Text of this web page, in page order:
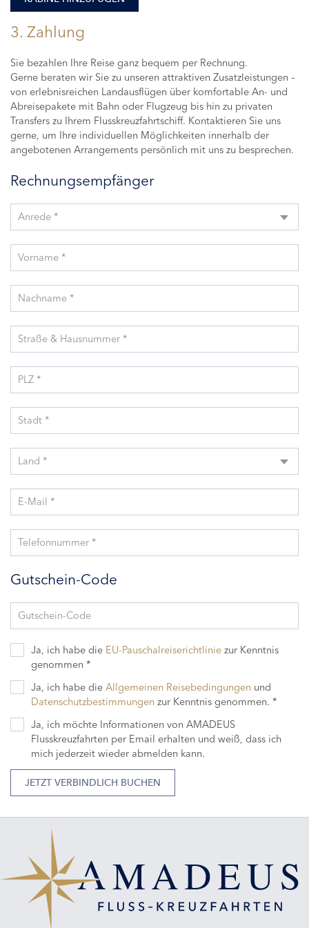
3. Zahlung
Sie bezahlen Ihre Reise ganz bequem per Rechnung.
Gerne beraten wir Sie zu unseren attraktiven Zusatzleistungen –
von erlebnisreichen Landausflügen über komfortable An- und
Abreisepakete mit Bahn oder Flugzeug bis hin zu privaten
Transfers zu Ihrem Flusskreuzfahrtschiff. Kontaktieren Sie uns
gerne, um Ihre individuellen Möglichkeiten innerhalb der
angebotenen Arrangements persönlich mit uns zu besprechen.
Rechnungsempfänger
Anrede *
Vorname *
Nachname *
Straße & Hausnummer *
PLZ *
Stadt *
Land *
E-Mail *
Telefonnummer *
Gutschein-Code
Gutschein-Code
Ja, ich habe die EU-Pauschalreiserichtlinie zur Kenntnis
genommen *
Ja, ich habe die Allgemeinen Reisebedingungen und
Datenschutzbestimmungen zur Kenntnis genommen. *
Ja, ich möchte Informationen von AMADEUS
Flusskreuzfahrten per Email erhalten und weiß, dass ich
mich jederzeit wieder abmelden kann.
JETZT VERBINDLICH BUCHEN